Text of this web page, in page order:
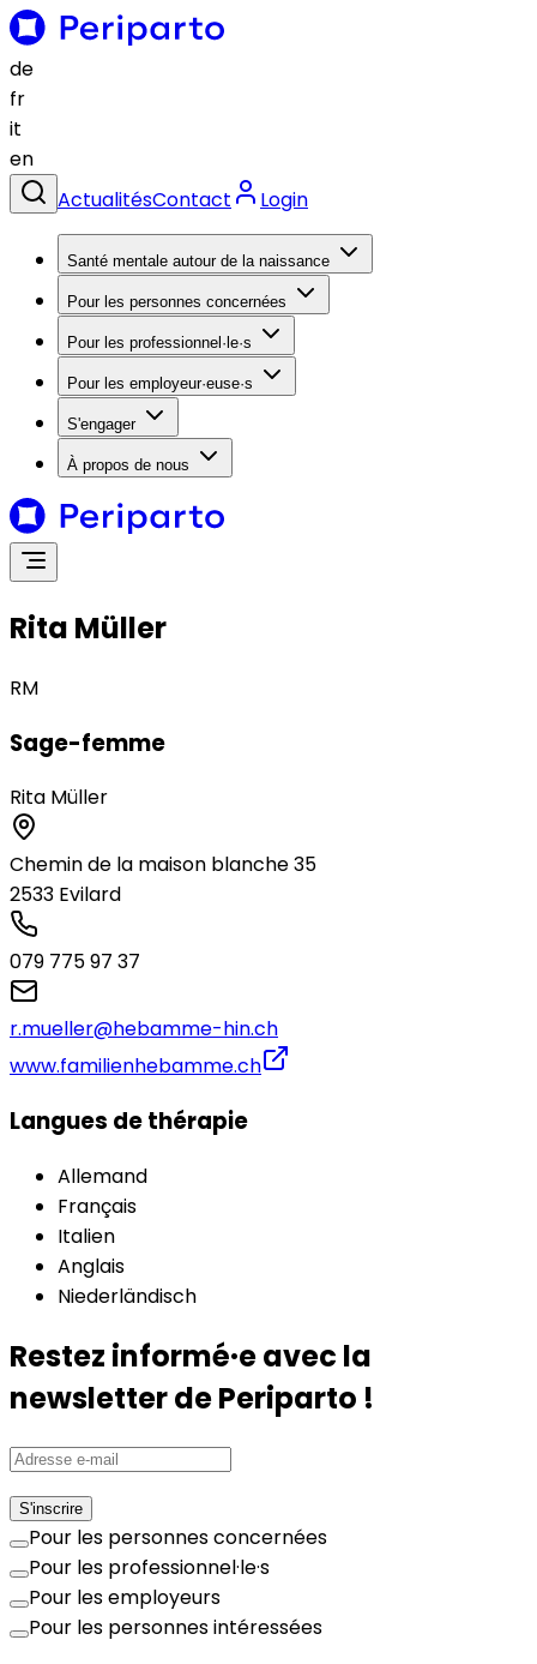
de
fr
it
en
ActualitésContact Login
Santé mentale autour de la naissance
Pour les personnes concernées
Pour les professionnel·le·s
Pour les employeur·euse·s
S'engager
À propos de nous
Rita Müller
RM
Sage-femme
Rita Müller
Chemin de la maison blanche 35
2533 Evilard
079 775 97 37
r.mueller@hebamme-hin.ch
www.familienhebamme.ch
Langues de thérapie
Allemand
Français
Italien
Anglais
Niederländisch
Restez informé·e avec la
newsletter de Periparto !
S'inscrire
Pour les personnes concernées
Pour les professionnel·le·s
Pour les employeurs
Pour les personnes intéressées